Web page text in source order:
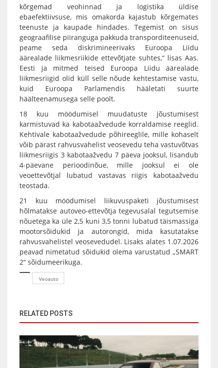
kõrgemad veohinnad ja logistika üldise
ebaefektiivsuse, mis omakorda kajastub kõrgemates
teenuste ja kaupade hindades. Tegemist on sisus
geograafilise piiranguga pakkuda transporditeenuseid,
peame seda diskrimineerivaks Euroopa Liidu
äärealade liikmesriikide ettevõtjate suhtes,“ lisas Aas.
Eesti ja mitmed teised Euroopa Liidu äärealade
liikmesriigid olid küll selle nõude kehtestamise vastu,
kuid Euroopa Parlamendis hääletati suurte
häälteenamusega selle poolt.
18 kuu möödumisel muudatuste jõustumisest
karmistuvad ka kabotaažvedude korraldamise reeglid.
Kehtivale kabotaažvedude põhireeglile, mille kohaselt
võib pärast rahvusvahelist veosevedu teha vastuvõtvas
liikmesriigis 3 kabotaažvedu 7 päeva jooksul, lisandub
4-päevane perioodinõue, mille jooksul ei ole
veoettevõtjal lubatud vastavas riigis kabotaažvedu
teostada.
21 kuu möödumisel liikuvuspaketi jõustumisest
hõlmatakse autoveo-ettevõtja tegevusalal tegutsemise
nõuetega ka üle 2,5 kuni 3,5 tonni lubatud täismassiga
mootorsõidukid ja autorongid, mida kasutatakse
rahvusvahelistel veosevedudel. Lisaks alates 1.07.2026
peavad nimetatud sõidukid olema varustatud „SMART
2“ sõidumeerikuga.
Veoauto
RELATED POSTS